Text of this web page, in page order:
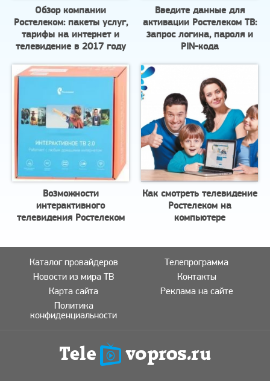
Обзор компании
Ростелеком: пакеты услуг,
тарифы на интернет и
телевидение в 2017 году
Введите данные для
активации Ростелеком ТВ:
запрос логина, пароля и
PIN-кода
Возможности
интерактивного
телевидения Ростелеком
Как смотреть телевидение
Ростелеком на
компьютере
Каталог провайдеров
Телепрограмма
Новости из мира ТВ
Контакты
Карта сайта
Реклама на сайте
Политика
конфиденциальности